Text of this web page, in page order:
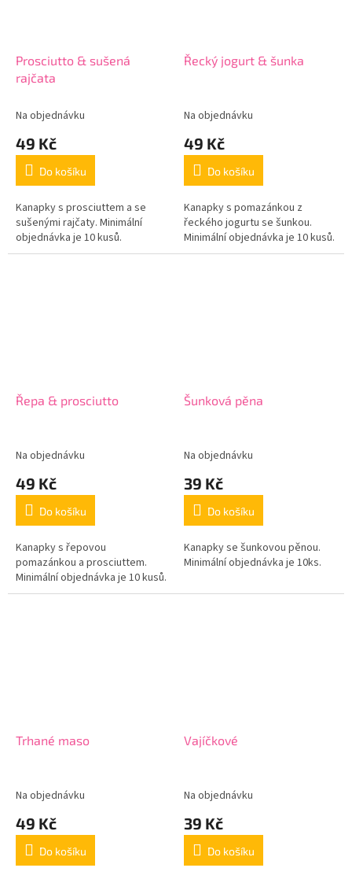
Prosciutto & sušená
rajčata
Na objednávku
49 Kč
Do košíku
Kanapky s prosciuttem a se
sušenými rajčaty. Minimální
objednávka je 10 kusů.
Řecký jogurt & šunka
Na objednávku
49 Kč
Do košíku
Kanapky s pomazánkou z
řeckého jogurtu se šunkou.
Minimální objednávka je 10 kusů.
Řepa & prosciutto
Na objednávku
49 Kč
Do košíku
Kanapky s řepovou
pomazánkou a prosciuttem.
Minimální objednávka je 10 kusů.
Šunková pěna
Na objednávku
39 Kč
Do košíku
Kanapky se šunkovou pěnou.
Minimální objednávka je 10ks.
Trhané maso
Na objednávku
49 Kč
Do košíku
Vajíčkové
Na objednávku
39 Kč
Do košíku